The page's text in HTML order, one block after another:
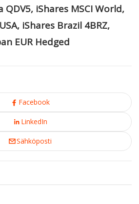
QDV5, iShares MSCI World,
iShares Brazil 4BRZ,
EUR Hedged
Facebook
LinkedIn
Sähköposti